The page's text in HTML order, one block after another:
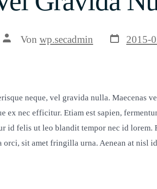
Beitragsautor
Von wp.secadmin 2015-
neque, vel gravida nulla. Maecenas
ex nec efficitur. Etiam est sapien,
id felis ut leo blandit tempor nec id lorem.
orci, sit amet fringilla urna. Aenean at nisl